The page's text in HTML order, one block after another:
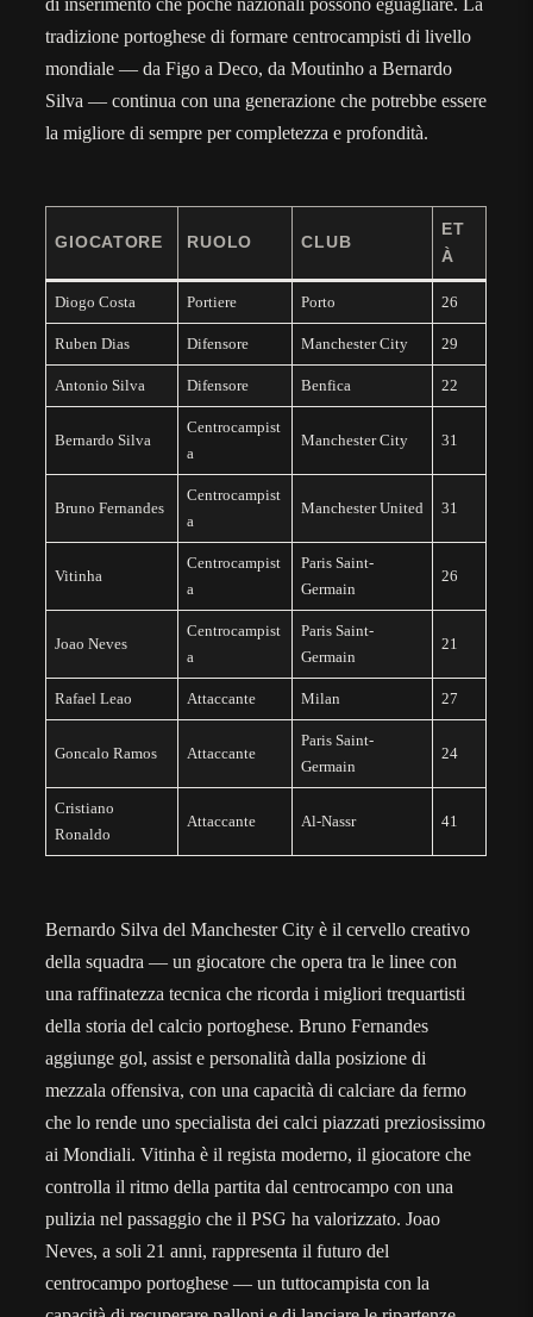
di inserimento che poche nazionali possono eguagliare. La
tradizione portoghese di formare centrocampisti di livello
mondiale — da Figo a Deco, da Moutinho a Bernardo
Silva — continua con una generazione che potrebbe essere
la migliore di sempre per completezza e profondità.
GIOCATORE RUOLO CLUB
ET
À
Diogo Costa Portiere Porto 26
Ruben Dias Difensore Manchester City 29
Antonio Silva Difensore Benfica 22
Bernardo Silva
Centrocampist
a
Manchester City 31
Bruno Fernandes
Centrocampist
a
Manchester United 31
Vitinha
Centrocampist
a
Paris Saint-
Germain
26
Joao Neves
Centrocampist
a
Paris Saint-
Germain
21
Rafael Leao Attaccante Milan 27
Goncalo Ramos Attaccante
Paris Saint-
Germain
24
Cristiano
Ronaldo
Attaccante Al-Nassr 41
Bernardo Silva del Manchester City è il cervello creativo
della squadra — un giocatore che opera tra le linee con
una raffinatezza tecnica che ricorda i migliori trequartisti
della storia del calcio portoghese. Bruno Fernandes
aggiunge gol, assist e personalità dalla posizione di
mezzala offensiva, con una capacità di calciare da fermo
che lo rende uno specialista dei calci piazzati preziosissimo
ai Mondiali. Vitinha è il regista moderno, il giocatore che
controlla il ritmo della partita dal centrocampo con una
pulizia nel passaggio che il PSG ha valorizzato. Joao
Neves, a soli 21 anni, rappresenta il futuro del
centrocampo portoghese — un tuttocampista con la